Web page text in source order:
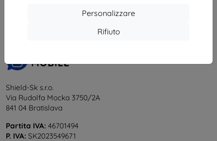
Personalizzare
Rifiuto
Shield-Sk s.r.o.
Via Rudolfa Mocka 3750/2A
841 04 Bratislava
Partita IVA: 46701494
P. IVA: SK2023549671